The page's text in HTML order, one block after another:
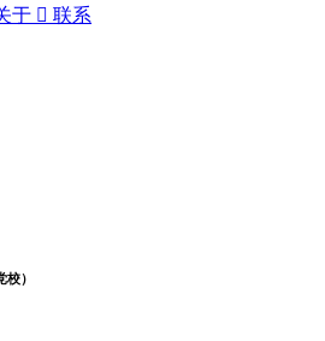
于  联系
）